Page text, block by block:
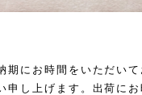
期にお時間をいただい
申し上げます。出荷にお